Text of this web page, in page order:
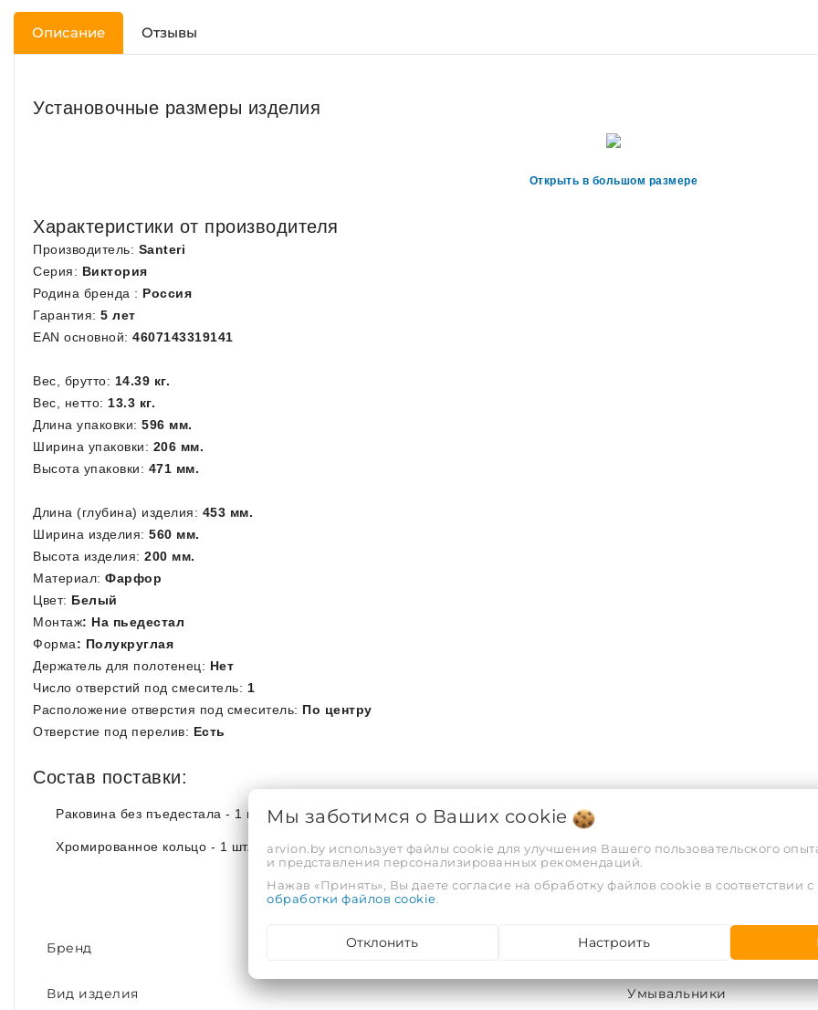
Описание Отзывы
Установочные размеры изделия
Открыть в большом размере
Характеристики от производителя
Производитель: Santeri
Серия: Виктория
Родина бренда : Россия
Гарантия: 5 лет
EAN основной: 4607143319141
Вес, брутто: 14.39 кг.
Вес, нетто: 13.3 кг.
Длина упаковки: 596 мм.
Ширина упаковки: 206 мм.
Высота упаковки: 471 мм.
Длина (глубина) изделия: 453 мм.
Ширина изделия: 560 мм.
Высота изделия: 200 мм.
Материал: Фарфор
Цвет: Белый
Монтаж: На пьедестал
Форма: Полукруглая
Держатель для полотенец: Нет
Число отверстий под смеситель: 1
Расположение отверстия под смеситель: По центру
Отверстие под перелив: Есть
Состав поставки:
Раковина без пъедестала - 1 шт.
Хромированное кольцо - 1 шт.
ХАРАКТЕРИСТИКИ
Бренд Santeri
Вид изделия Умывальники
Мы заботимся о Ваших cookie
arvion.by использует файлы cookie для улучшения Вашего пользовательского
и представления персонализированных рекомендаций.
Нажав «Принять», Вы даете согласие на обработку файлов cookie в соответствии с
обработки файлов cookie.
Отклонить Настроить